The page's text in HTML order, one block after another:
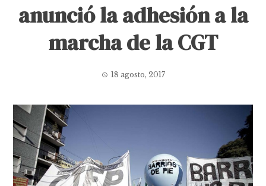
anunció la adhesión a la
marcha de la CGT
18 agosto, 2017